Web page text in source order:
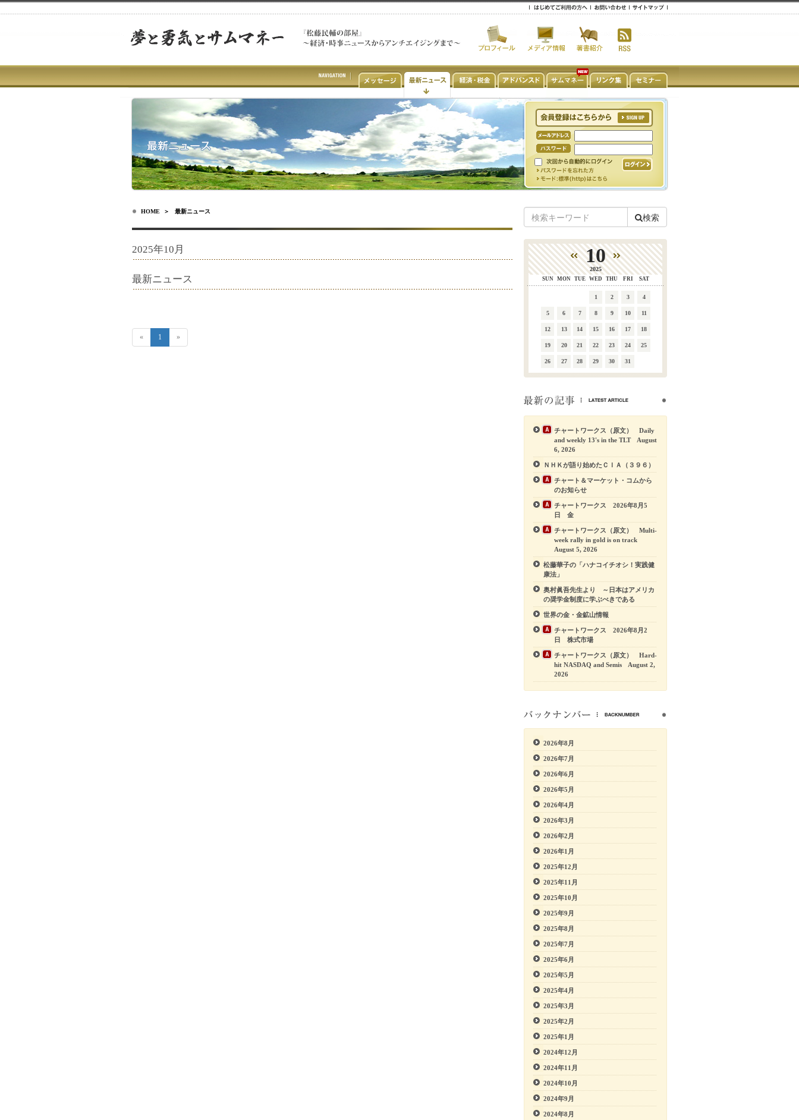
HOME ＞ 最新ニュース
2025年10月
最新ニュース
« 1 »
検索
10
2025
SUN MON TUE WED THU FRI SAT
1 2 3 4
5 6 7 8 9 10 11
12 13 14 15 16 17 18
19 20 21 22 23 24 25
26 27 28 29 30 31
チャートワークス（原文） Daily
and weekly 13's in the TLT August
6, 2026
ＮＨＫが語り始めたＣＩＡ（３９６）
チャート＆マーケット・コムから
のお知らせ
チャートワークス 2026年8月5
日 金
チャートワークス（原文） Multi-
week rally in gold is on track
August 5, 2026
松藤華子の「ハナコイチオシ！実践健
康法」
奥村眞吾先生より ～日本はアメリカ
の奨学金制度に学ぶべきである
世界の金・金鉱山情報
チャートワークス 2026年8月2
日 株式市場
チャートワークス（原文） Hard-
hit NASDAQ and Semis August 2,
2026
2026年8月
2026年7月
2026年6月
2026年5月
2026年4月
2026年3月
2026年2月
2026年1月
2025年12月
2025年11月
2025年10月
2025年9月
2025年8月
2025年7月
2025年6月
2025年5月
2025年4月
2025年3月
2025年2月
2025年1月
2024年12月
2024年11月
2024年10月
2024年9月
2024年8月